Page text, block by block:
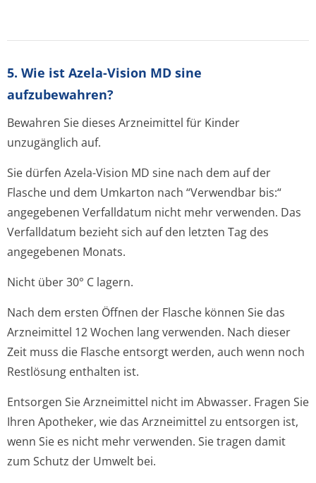
5. Wie ist Azela-Vision MD sine
aufzubewahren?
Bewahren Sie dieses Arzneimittel für Kinder
unzugänglich auf.
Sie dürfen Azela-Vision MD sine nach dem auf der
Flasche und dem Umkarton nach “Verwendbar bis:“
angegebenen Verfalldatum nicht mehr verwenden. Das
Verfalldatum bezieht sich auf den letzten Tag des
angegebenen Monats.
Nicht über 30° C lagern.
Nach dem ersten Öffnen der Flasche können Sie das
Arzneimittel 12 Wochen lang verwenden. Nach dieser
Zeit muss die Flasche entsorgt werden, auch wenn noch
Restlösung enthalten ist.
Entsorgen Sie Arzneimittel nicht im Abwasser. Fragen Sie
Ihren Apotheker, wie das Arzneimittel zu entsorgen ist,
wenn Sie es nicht mehr verwenden. Sie tragen damit
zum Schutz der Umwelt bei.